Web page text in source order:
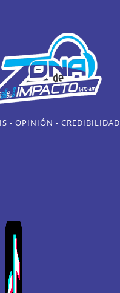
- OPINIÓN - CREDIBILIDAD